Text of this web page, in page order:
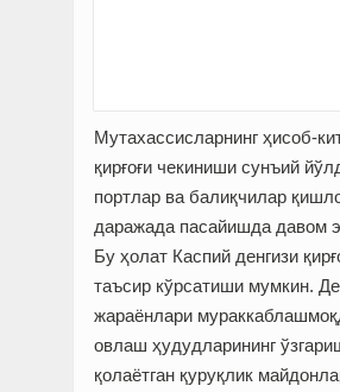
Мутахассисларнинг ҳисоб-
қирғоғи чекиниши сунъий
портлар ва балиқчилар
даражада пасайишда давом
Бу ҳолат Каспий денгизи
таъсир кўрсатиши мумкин.
жараёнлари
овлаш ҳудудларининг
қолаётган қуруқлик